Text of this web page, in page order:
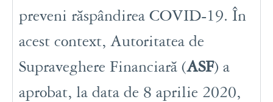
preveni răspândirea COVID-19. În
acest context, Autoritatea de
Supraveghere Financiară (ASF) a
aprobat, la data de 8 aprilie 2020,